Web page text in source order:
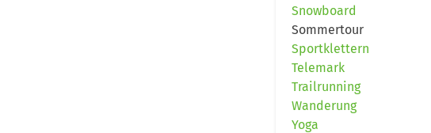
Snowboard
Sommertour
Sportklettern
Telemark
Trailrunning
Wanderung
Yoga